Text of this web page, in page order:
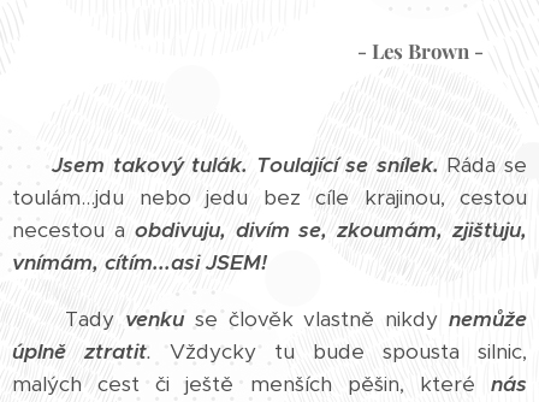
- Les Brown -
Jsem takový tulák. Toulající se snílek. Ráda se
toulám...jdu nebo jedu bez cíle krajinou, cestou
necestou a obdivuju, divím se, zkoumám, zjišťuju,
vnímám, cítím...asi JSEM!
Tady venkuse člověk vlastně nikdynemůže
úplně ztratit. Vždycky tu bude spousta silnic,
malých cest či ještě menších pěšin, které nás